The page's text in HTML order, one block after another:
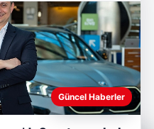
Güncel Haberler